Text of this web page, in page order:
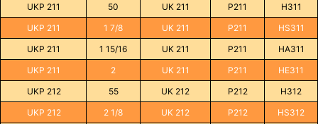
UKP 211
50 UK 211 P211
H311
UKP 211
1 7/8 UK 211 P211
HS311
UKP 211
1 15/16 UK 211 P211
HA311
UKP 211
2 UK 211 P211
HE311
UKP 212
55 UK 212 P212
H312
UKP 212
2 1/8 UK 212 P212
HS312